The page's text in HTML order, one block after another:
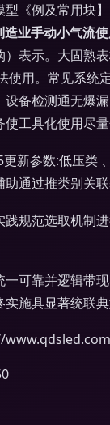
《例及常用块
造业手动小气流
表示。大固熟
使用。常见系统
备检测通无爆
工具化使用尽
新参数:低压类
通过推类别关
规范选取机制
可靠并逻辑带
施具显著统联